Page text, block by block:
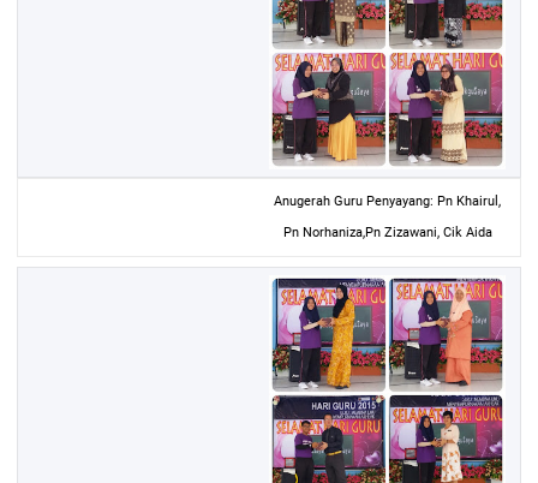
Anugerah Guru Penyayang: Pn Khairul,
Pn Norhaniza,Pn Zizawani, Cik Aida